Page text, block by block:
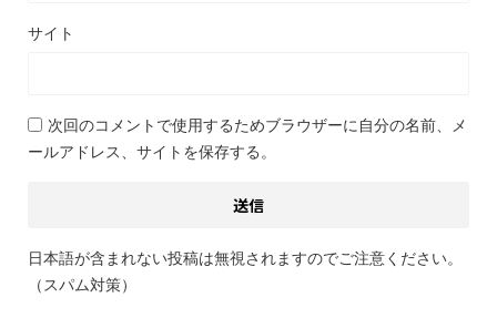
サイト
次回のコメントで使用するためブラウザーに自分の名前、メ
ールアドレス、サイトを保存する。
日本語が含まれない投稿は無視されますのでご注意ください。
（スパム対策）